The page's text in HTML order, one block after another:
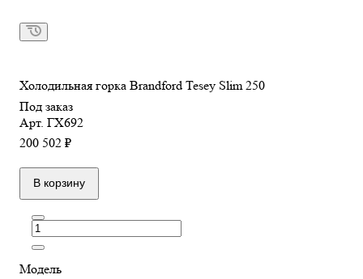
Холодильная горка Brandford Tesey Slim 250
Под заказ
Арт. ГХ692
200 502 ₽
В корзину
Модель